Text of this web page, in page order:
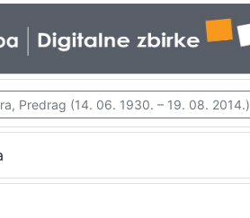
Predrag (14. 06. 1930. – 19. 08. 2014.)